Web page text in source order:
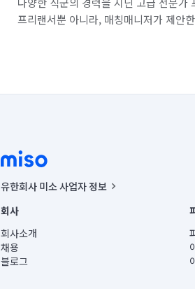
프리랜서뿐 아니라, 매칭매니저가 제안
유한회사 미소 사업자 정보
사업자등록번호 : 291-87-00271 | 인허가번호 :
통신판매신고번호 : 2024-서울종로-1400(공정거래
대표이사 : CHING VICTOR COLUMBIA RHEE
주소 | 본사: 서울특별시 종로구 율곡로 6(중학동, 트
컨택센터 : 서울특별시 종로구 수송동 율곡로 24, 7
회사
회사소개
채용
블로그